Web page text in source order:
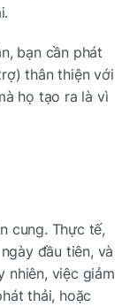
bạn cần phát
thân thiện với
họ tạo ra là vì
cung. Thực tế,
đầu tiên, và
nhiên, việc giảm
thải, hoặc